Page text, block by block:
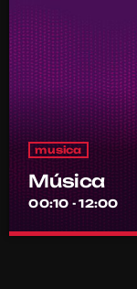
musica
Música
00:10 - 12:00